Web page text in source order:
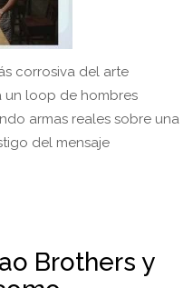
corrosiva del arte
un loop de hombres
armas reales sobre una
del mensaje
Brothers y